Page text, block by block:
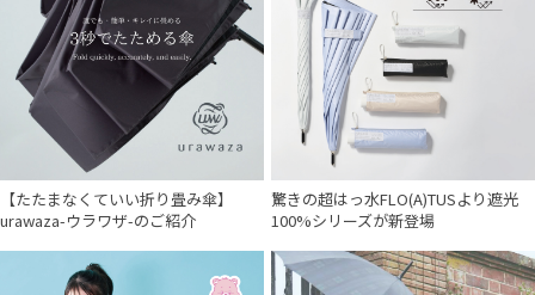
【たたまなくていい折り畳み傘】
urawaza-ウラワザ-のご紹介
驚きの超はっ水FLO(A)TUSより遮光
100%シリーズが新登場